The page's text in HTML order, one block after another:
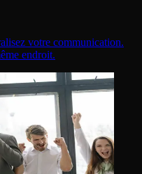
votre communication.
endroit.